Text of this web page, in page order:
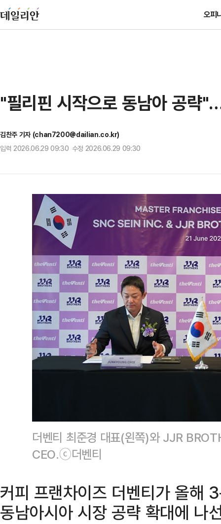
오피
"필리핀 시작으로 동남아 공략
김찬주 기자 (chan7200@dailian.co.kr)
입력 2026.06.29 09:30 수정 2026.06.29 09:30
더벤티 최준경 대표(왼쪽)와 JJR
CEO.ⓒ더벤티
커피 프랜차이즈 더벤티가 올해
동남아시아 시장 공략 확대에 나